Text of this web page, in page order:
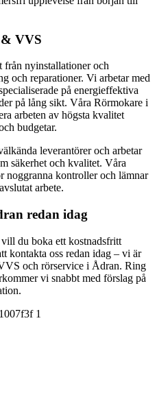
VVS
från nyinstallationer och
och reparationer. Vi arbetar med
på energieffektiva
på lång sikt. Våra Rörmokare i
arbeten av högsta kvalitet
budgetar.
leverantörer och arbetar
säkerhet och kvalitet. Våra
noggranna kontroller och lämnar
arbete.
redan idag
du boka ett kostnadsfritt
kontakta oss redan idag – vi är
och rörservice i Ådran. Ring
vi snabbt med förslag på